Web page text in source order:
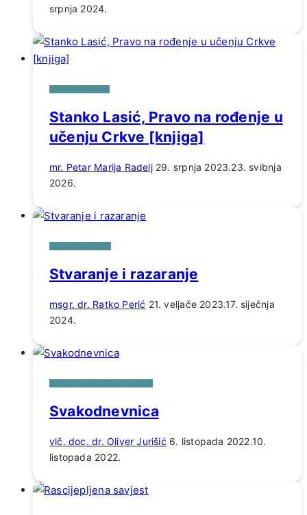
srpnja 2024.
Stanko Lasić, Pravo na rođenje u
učenju Crkve [knjiga]
mr. Petar Marija Radelj 29. srpnja 2023.23. svibnja
2026.
Stvaranje i razaranje
msgr. dr. Ratko Perić 21. veljače 2023.17. siječnja
2024.
Svakodnevnica
vlč. doc. dr. Oliver Jurišić 6. listopada 2022.10.
listopada 2022.